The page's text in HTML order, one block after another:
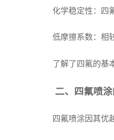
化学稳定性：四
低摩擦系数：相
了解了四氟的基
二、四氟喷涂
四氟喷涂因其优